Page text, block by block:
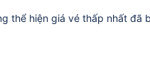
thể hiện giá vé thấp nhất đã